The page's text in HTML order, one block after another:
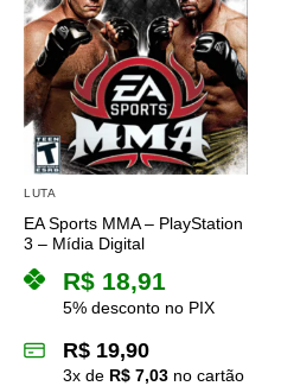
LUTA
EA Sports MMA – PlayStation
3 – Mídia Digital
R$ 18,91
5% desconto no PIX
R$ 19,90
3x de R$ 7,03 no cartão